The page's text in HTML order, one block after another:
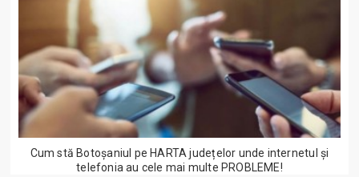
Cum stă Botoșaniul pe HARTA județelor unde internetul și
telefonia au cele mai multe PROBLEME!